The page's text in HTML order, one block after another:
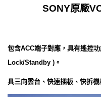
SONY原廠
包含ACC端子對應，具有遙控
Lock/Standby )。
具三向雲台、快速插板、快拆